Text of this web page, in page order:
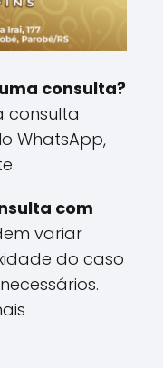
consulta?
consulta
WhatsApp,
com
variar
do caso